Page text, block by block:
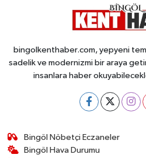
bingolkenthaber.com, yepyeni
sadelik ve modernizmi bir araya
insanlara haber
Bingöl Nöbetçi Eczaneler
Bingöl Hava Durumu